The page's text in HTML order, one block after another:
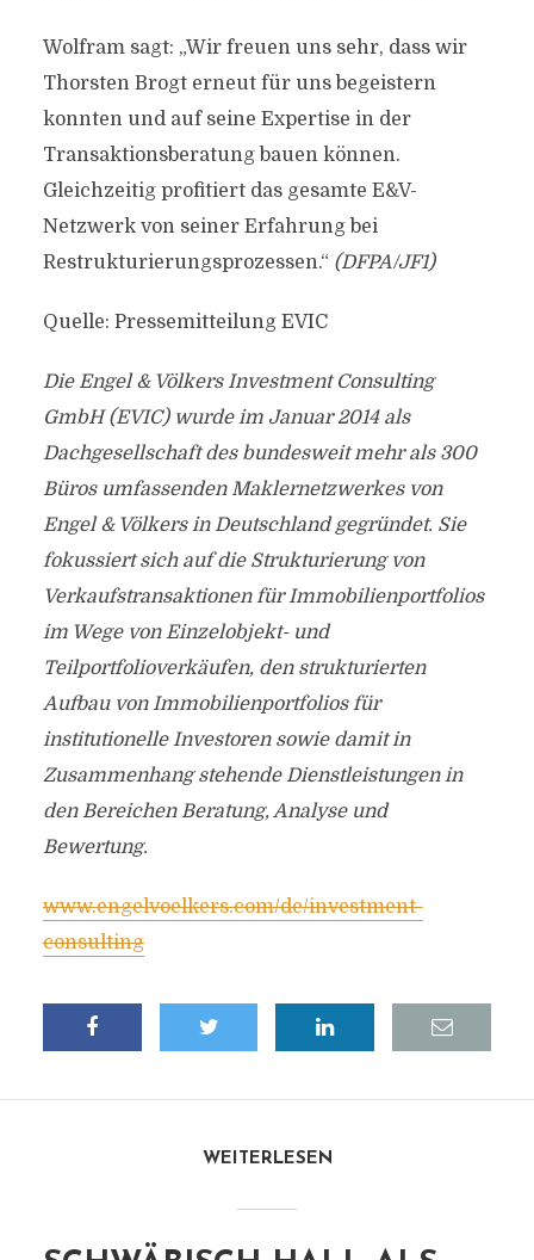
Wolfram sagt: „Wir freuen uns sehr, dass wir
Thorsten Brogt erneut für uns begeistern
konnten und auf seine Expertise in der
Transaktionsberatung bauen können.
Gleichzeitig profitiert das gesamte E&V-
Netzwerk von seiner Erfahrung bei
Restrukturierungsprozessen.“ (DFPA/JF1)
Quelle: Pressemitteilung EVIC
Die Engel & Völkers Investment Consulting
GmbH (EVIC) wurde im Januar 2014 als
Dachgesellschaft des bundesweit mehr als 300
Büros umfassenden Maklernetzwerkes von
Engel & Völkers in Deutschland gegründet. Sie
fokussiert sich auf die Strukturierung von
Verkaufstransaktionen für Immobilienportfolios
im Wege von Einzelobjekt- und
Teilportfolioverkäufen, den strukturierten
Aufbau von Immobilienportfolios für
institutionelle Investoren sowie damit in
Zusammenhang stehende Dienstleistungen in
den Bereichen Beratung, Analyse und
Bewertung.
www.engelvoelkers.com/de/investment-
consulting
WEITERLESEN